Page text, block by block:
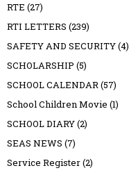
RTE (27)
RTI LETTERS (239)
SAFETY AND SECURITY(4)
SCHOLARSHIP (5)
SCHOOL CALENDAR(57)
School Children Movie (1)
SCHOOL DIARY(2)
SEAS NEWS (7)
Service Register(2)